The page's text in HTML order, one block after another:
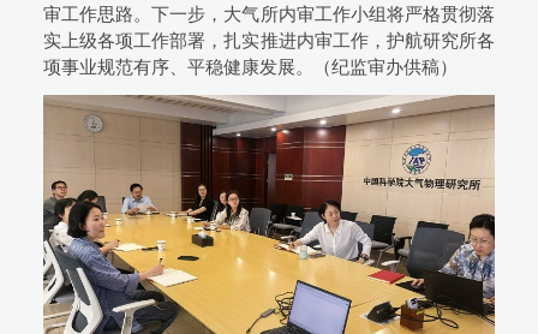
审工作思路。下一步，大气所内审工作小组将严格贯彻落
实上级各项工作部署，扎实推进内审工作，护航研究所各
项事业规范有序、平稳健康发展。（纪监审办供稿）